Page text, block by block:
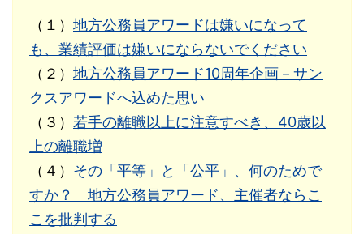
（１） 地方公務員アワードは嫌いになって
も、業績評価は嫌いにならないでください
（２） 地方公務員アワード10周年企画－サン
クスアワードへ込めた思い
（３） 若手の離職以上に注意すべき、40歳以
上の離職増
（４） その「平等」と「公平」、何のためで
すか？ 地方公務員アワード、主催者ならこ
こを批判する